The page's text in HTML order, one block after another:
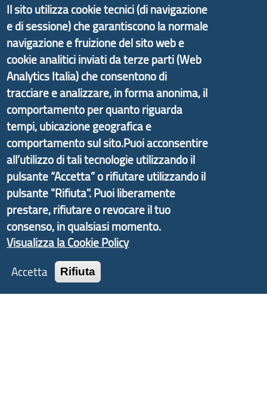
Il portale di marketing territoriale e sviluppo locale
di Genova Città Metropolitana si è sviluppato a
partire dal progetto nazionale Aree Interne
promosso dal Dipartimento per lo Sviluppo
Economico e finalizzato al rilancio socio-economico
delle valli dell’entroterra. In particolare fornisce
informazioni ed aggiornamenti sullaStrategia
d'Area Antola-Tigullio, in collaborazione con Regione
Liguria ed ANCI Liguria.
Copyright © 2017 Città metropolitana di Genova |
CF: 80007350103
Tecnologie e Accessibilità
Il sito utilizza cookie tecnici (di navigazione
e di sessione) che garantiscono la normale
navigazione e fruizione del sito web e
cookie analitici inviati da terze parti (Web
Analytics Italia) che consentono di
tracciare e analizzare, in forma anonima, il
comportamento per quanto riguarda
tempi, ubicazione geografica e
comportamento sul sito.Puoi acconsentire
all’utilizzo di tali tecnologie utilizzando il
pulsante “Accetta” o rifiutare utilizzando il
pulsante "Rifiuta". Puoi liberamente
prestare, rifiutare o revocare il tuo
consenso, in qualsiasi momento.
Visualizza la Cookie Policy
Accetta
Rifiuta